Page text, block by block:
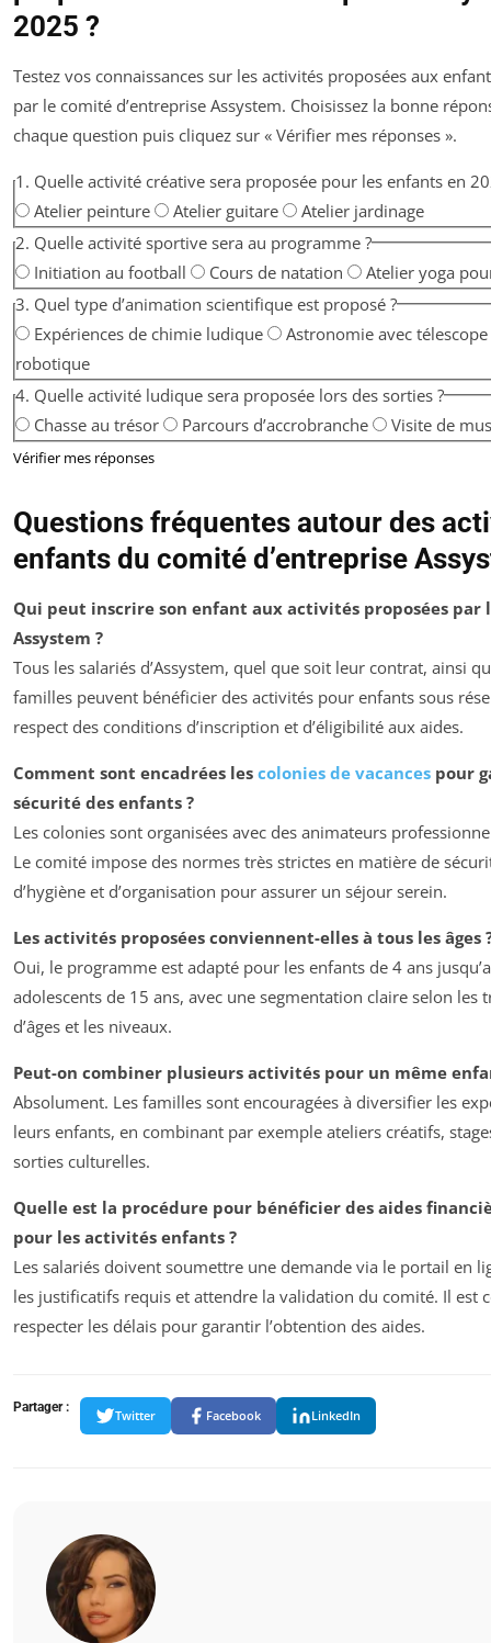
2025 ?
Testez vos connaissances sur les activités proposées aux
par le comité d’entreprise Assystem. Choisissez la bonne
chaque question puis cliquez sur « Vérifier mes réponses ».
1. Quelle activité créative sera proposée pour les enfants en
Atelier peinture
Atelier guitare
Atelier jardinage
2. Quelle activité sportive sera au programme ?
Initiation au football
Cours de natation
Atelier yoga
3. Quel type d’animation scientifique est proposé ?
Expériences de chimie ludique
Astronomie avec télescope
robotique
4. Quelle activité ludique sera proposée lors des sorties ?
Chasse au trésor
Parcours d’accrobranche Visite de
Vérifier mes réponses
Questions fréquentes autour des
enfants du comité d’entreprise
Qui peut inscrire son enfant aux activités proposées par
Assystem ?
Tous les salariés d’Assystem, quel que soit leur contrat, ainsi
familles peuvent bénéficier des activités pour enfants sous
respect des conditions d’inscription et d’éligibilité aux aides.
Comment sont encadrées les colonies de vacances pour
sécurité des enfants ?
Les colonies sont organisées avec des animateurs
Le comité impose des normes très strictes en matière de
d’hygiène et d’organisation pour assurer un séjour serein.
Les activités proposées conviennent-elles à tous les âges
Oui, le programme est adapté pour les enfants de 4 ans
adolescents de 15 ans, avec une segmentation claire selon les
d’âges et les niveaux.
Peut-on combiner plusieurs activités pour un même
Absolument. Les familles sont encouragées à diversifier les
leurs enfants, en combinant par exemple ateliers créatifs,
sorties culturelles.
Quelle est la procédure pour bénéficier des aides
pour les activités enfants ?
Les salariés doivent soumettre une demande via le portail en
les justificatifs requis et attendre la validation du comité. Il est
respecter les délais pour garantir l’obtention des aides.
Partager :
Twitter Facebook LinkedIn